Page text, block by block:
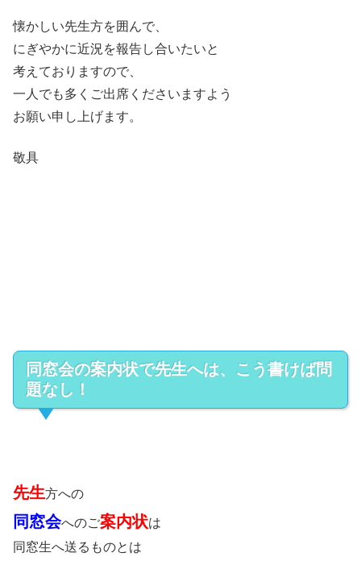
懐かしい先生方を囲んで、
にぎやかに近況を報告し合いたいと
考えておりますので、
一人でも多くご出席くださいますよう
お願い申し上げます。
敬具
同窓会の案内状で先生へは、こう書けば問
題なし！
先生方への
同窓会へのご案内状は
同窓生へ送るものとは